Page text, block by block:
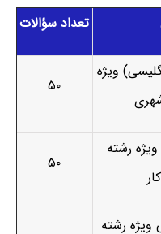
تعداد سؤالات
ویژه
۵۰
رشته
۵۰
ویژه رشته